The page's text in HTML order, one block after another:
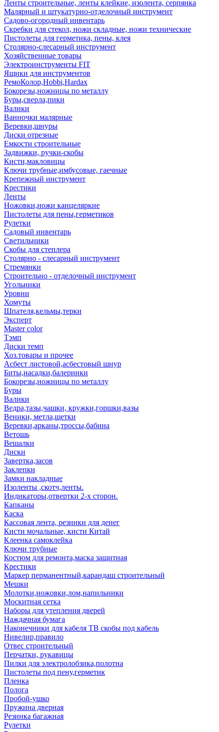
Ленты строительные, ленты клейкие, изолента, серпянка
Малярный и штукатурно-отделочный инструмент
Садово-огородный инвентарь
Скребки для стекол, ножи складные, ножи технические
Пистолеты для герметика, пены, клея
Столярно-слесарный инструмент
Хозяйственные товары
Электроинструменты FIT
Ящики для инструментов
РемоКолор,Hobbi,Hardax
Бокорезы,ножницы по металлу
Буры,сверла,пики
Валики
Ванночки малярные
Веревки,шнуры
Диски отрезные
Емкости строительные
Задвижки, ручки-скобы
Кисти,макловицы
Ключи трубные,имбусовые, гаечные
Крепежный инструмент
Крестики
Ленты
Ножовки,ножи канцеляркие
Пистолеты для пены,герметиков
Рулетки
Садовый инвентарь
Светильники
Скобы для степлера
Столярно - слесарный инструмент
Стремянки
Строительно - отделочный инструмент
Угольники
Уровни
Хомуты
Шпателя,кельмы,терки
Эксперт
Master color
Тэмп
Диски темп
Хоз.товары и прочее
Асбест листовой,асбестовый шнур
Биты,насадки,балеринки
Бокорезы,ножницы по металлу
Буры
Валики
Ведра,тазы,чашки, кружки,горшки,вазы
Веники, метла,щетки
Веревки,арканы,троссы,бабина
Ветошь
Вешалки
Диски
Завертка,засов
Заклепки
Замки накладные
Изоленты ,скотч,ленты.
Индикаторы,отвертки 2-х сторон.
Капканы
Каска
Кассовая лента, резинки для денег
Кисти мочальные, кисти Китай
Клеенка самоклейка
Ключи трубные
Костюм для ремонта,маска защитная
Крестики
Маркер перманентный,карандаш строительный
Мешки
Молотки,ножовки,лом,напильники
Москитная сетка
Наборы для утепления дверей
Наждачная бумага
Наконечники для кабеля ТВ скобы под кабель
Нивелир,правило
Отвес строительный
Перчатки, рукавицы
Пилки для электролобзика,полотна
Пистолеты под пену,герметик
Пленка
Полога
Пробой-ушко
Пружина дверная
Резинка багажная
Рулетки